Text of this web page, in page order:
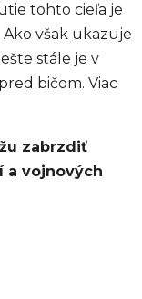
tohto cieľa je
však ukazuje
stále je v
bičom. Viac
zabrzdiť
a vojnových